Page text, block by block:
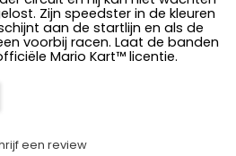
Zijn speedster in de kleuren
aan de startlijn en als de
voorbij racen. Laat de banden
Mario Kart™ licentie.
een review